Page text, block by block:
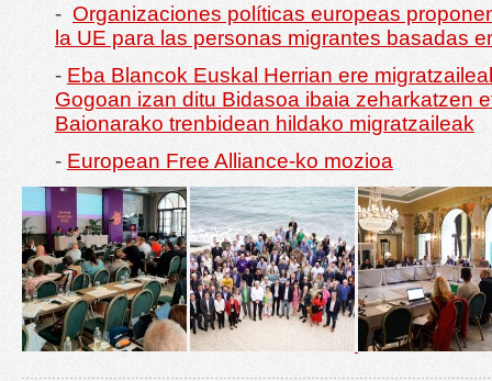
- Organizaciones políticas europeas
la UE para las personas migrantes basadas
- Eba Blancok Euskal Herrian ere
Gogoan izan ditu Bidasoa ibaia zeharkatzen
Baionarako trenbidean hildako migratzaileak
- European Free Alliance-ko mozioa